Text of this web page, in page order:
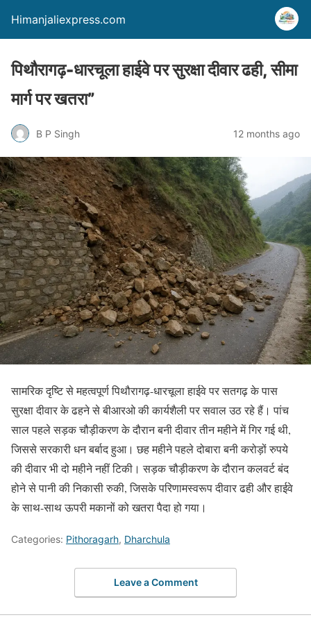
Himanjaliexpress.com
पिथौरागढ़-धारचूला हाईवे पर सुरक्षा दीवार ढही, सीमा
मार्ग पर खतरा”
B P Singh 12 months ago
सामरिक दृष्टि से महत्वपूर्ण पिथौरागढ़-धारचूला हाईवे पर सतगढ़ के पास
सुरक्षा दीवार के ढहने से बीआरओ की कार्यशैली पर सवाल उठ रहे हैं। पांच
साल पहले सड़क चौड़ीकरण के दौरान बनी दीवार तीन महीने में गिर गई थी,
जिससे सरकारी धन बर्बाद हुआ। छह महीने पहले दोबारा बनी करोड़ों रुपये
की दीवार भी दो महीने नहीं टिकी। सड़क चौड़ीकरण के दौरान कलवर्ट बंद
होने से पानी की निकासी रुकी, जिसके परिणामस्वरूप दीवार ढही और हाईवे
के साथ-साथ ऊपरी मकानों को खतरा पैदा हो गया।
Categories: Pithoragarh, Dharchula
Leave a Comment